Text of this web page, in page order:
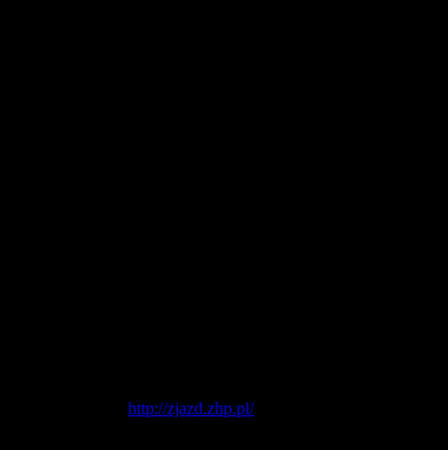
Zjazdu ZHP - http://zjazd.zhp.pl/.